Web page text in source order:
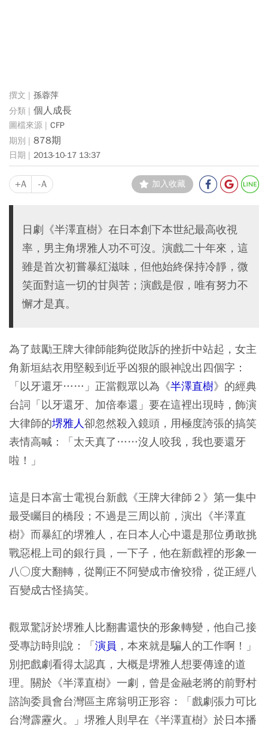
孫蓉萍
個人成長
CFP
878期
2013-10-17 13:37
+A -A 加入收藏
日劇《半澤直樹》在日本創下本世紀最高收視
率，男主角堺雅人功不可沒。演戲二十年來，這
雖是首次初嘗暴紅滋味，但他始終保持冷靜，微
笑面對這一切的甘與苦；演戲是假，唯有努力不
懈才是真。
為了鼓勵王牌大律師能夠從敗訴的挫折中站起，女主
角新垣結衣用堅毅到近乎凶狠的眼神說出四個字：
「以牙還牙……」正當觀眾以為《半澤直樹》的經典
台詞「以牙還牙、加倍奉還」要在這裡出現時，飾演
大律師的堺雅人卻忽然殺入鏡頭，用極度誇張的搞笑
表情高喊：「太天真了……沒人咬我，我也要還牙
啦！」
這是日本富士電視台新戲《王牌大律師２》第一集中
最受矚目的橋段；不過是三周以前，演出《半澤直
樹》而暴紅的堺雅人，在日本人心中還是那位勇敢挑
戰惡棍上司的銀行員，一下子，他在新戲裡的形象一
八○度大翻轉，從剛正不阿變成市儈狡猾，從正經八
百變成古怪搞笑。
觀眾驚訝於堺雅人比翻書還快的形象轉變，他自己接
受專訪時則說：「演員 ，本來就是騙人的工作啊！」
別把戲劇看得太認真，大概是堺雅人想要傳達的道
理。關於《半澤直樹》一劇，曾是金融老將的前野村
諮詢委員會台灣區主席翁明正形容：「戲劇張力可比
台灣霹靂火。」堺雅人則早在《半澤直樹》於日本播